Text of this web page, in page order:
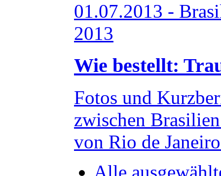
01.07.2013 -
2013
Wie bestellt:
Fotos und
zwischen
von Rio de
Alle